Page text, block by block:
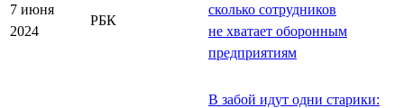
7 июня
2024
РБК
сколько сотрудников
не хватает оборонным
предприятиям
В забой идут одни старики: